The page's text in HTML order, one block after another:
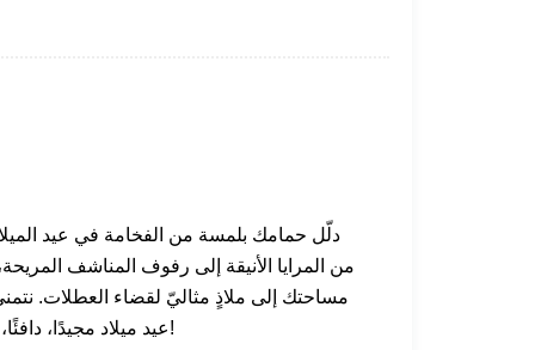
دلّل حمامك بلمسة من الفخامة في عيد
من المرايا الأنيقة إلى رفوف المناشف
مساحتك إلى ملاذٍ مثاليّ لقضاء العطلات.
عيد ميلاد مجيدًا، دافئًا، وأنيقًا!